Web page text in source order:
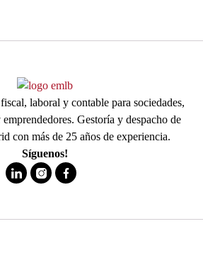
laboral y contable para sociedades,
Gestoría y despacho de
con más de 25 años de experiencia.
Síguenos!